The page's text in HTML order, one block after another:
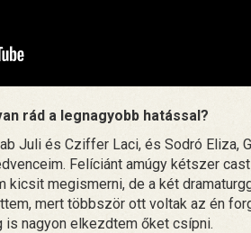
rád a legnagyobb hatással?
Juli és Cziffer Laci, és Sodró Eliza,
Felíciánt amúgy kétszer
kicsit megismerni, de a két
mert többször ott voltak az én
nagyon elkezdtem őket csípni.